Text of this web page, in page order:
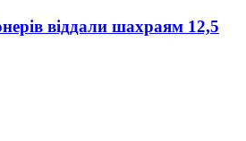
віддали шахраям 12,5